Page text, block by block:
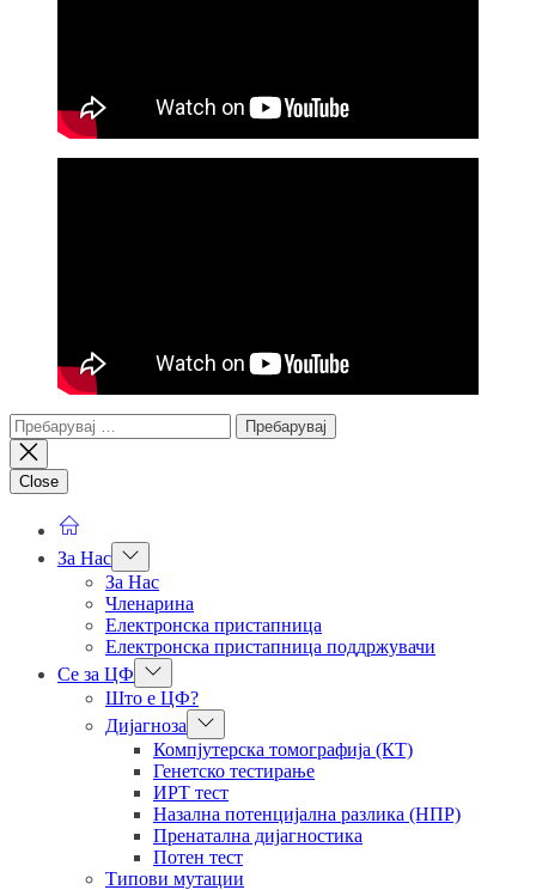
Пребарувај
за:
Close
За Нас Show
sub
menu
За Нас
Членарина
Електронска пристапница
Електронска пристапница поддржувачи
Се за ЦФ
Show
sub
menu
Што е ЦФ?
Дијагноза
Show
sub
menu
Компјутерска томографија (КТ)
Генетско тестирање
ИРТ тест
Назална потенцијална разлика (НПР)
Пренатална дијагностика
Потен тест
Типови мутации